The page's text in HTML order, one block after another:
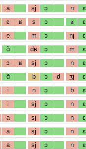
a sj ɔ n ɛ
ɛ ʁ s ɔ ʁ ɛ
e m ɔ nj ɛ
ɑ̃ dʁ ɔ m ɛ
ɔ ʁ sj ɔ n ɛ
ɑ̃ b ɔ d ʒj ɛ
i n ɔ b ɛ
i sj ɔ n ɛ
a sj ɔ n ɛ
a sj ɔ n ɛ
a sj ɔ n ɛ